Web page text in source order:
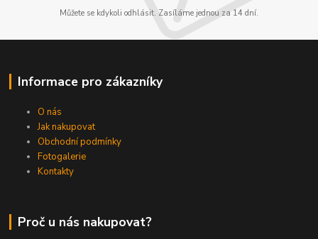
Můžete se kdykoli odhlásit. Zasíláme jednou za 14 dní.
Informace pro zákazníky
O nás
Jak nakupovat
Obchodní podmínky
Fotogalerie
Kontakty
Proč u nás nakupovat?